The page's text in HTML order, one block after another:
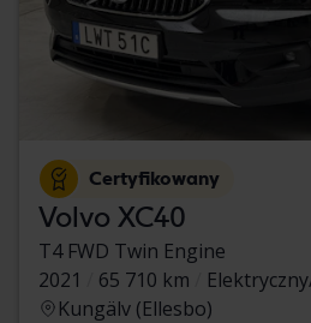
Certyfikowany
Volvo XC40
T4 FWD Twin Engine
2021
65 710 km
Kungälv (Ellesbo)